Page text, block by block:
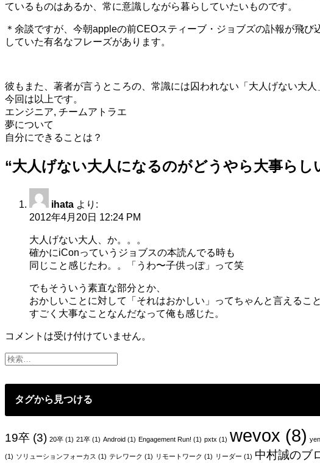
ているものはあるか、常に意識しながら暮らしていたいものです。
＊余談ですが、今朝appleの前CEOスティーブ・ジョブズの訃報が飛
していた有名なフレーズがあります。
彼もまた、著者が言うところの、常識には囚われない「大人げない大
今回は以上です。
エンジニア, チームアトラエ
投
稿
ナ
夢について
自分にできることは？
“大人げない大人になるのがどうやら大事らし
ihata より:
2012年4月20日 12:24 PM
大人げない大人、か。。。
確かにiConっていうジョブスの本読んでる時も
同じこと感じたわ。。「うわ〜子供っぽ」って笑
でもそういう素直な部分とか、
おかしいことに対して「それはおかしい」ってちゃんと言えること
すごく大事なことなんだなって俺も感じた。
コメントは受け付けていません。
タグから見つける
19卒 (3) 20卒 (1) 21卒 (1) Android (1) Engagement Run! (1) pxtx (1) wevox (8)
(1) ソリューションフォーカス (1) テレワーク (1) リモートワーク (1) リーダー (1) 中村誠のブ